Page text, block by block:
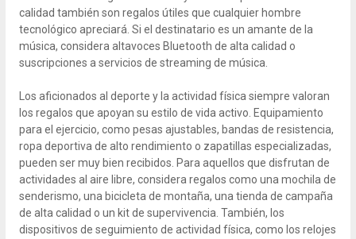
calidad también son regalos útiles que cualquier hombre
tecnológico apreciará. Si el destinatario es un amante de la
música, considera altavoces Bluetooth de alta calidad o
suscripciones a servicios de streaming de música.
Los aficionados al deporte y la actividad física siempre valoran
los regalos que apoyan su estilo de vida activo. Equipamiento
para el ejercicio, como pesas ajustables, bandas de resistencia,
ropa deportiva de alto rendimiento o zapatillas especializadas,
pueden ser muy bien recibidos. Para aquellos que disfrutan de
actividades al aire libre, considera regalos como una mochila de
senderismo, una bicicleta de montaña, una tienda de campaña
de alta calidad o un kit de supervivencia. También, los
dispositivos de seguimiento de actividad física, como los relojes